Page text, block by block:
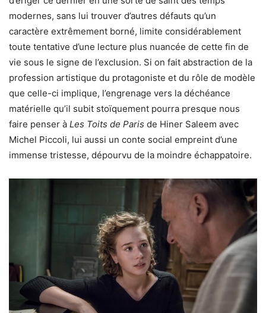
modernes, sans lui trouver d’autres défauts qu’un
caractère extrêmement borné, limite considérablement
toute tentative d’une lecture plus nuancée de cette fin de
vie sous le signe de l’exclusion. Si on fait abstraction de la
profession artistique du protagoniste et du rôle de modèle
que celle-ci implique, l’engrenage vers la déchéance
matérielle qu’il subit stoïquement pourra presque nous
faire penser à Les Toits de Paris de Hiner Saleem avec
Michel Piccoli, lui aussi un conte social empreint d’une
immense tristesse, dépourvu de la moindre échappatoire.